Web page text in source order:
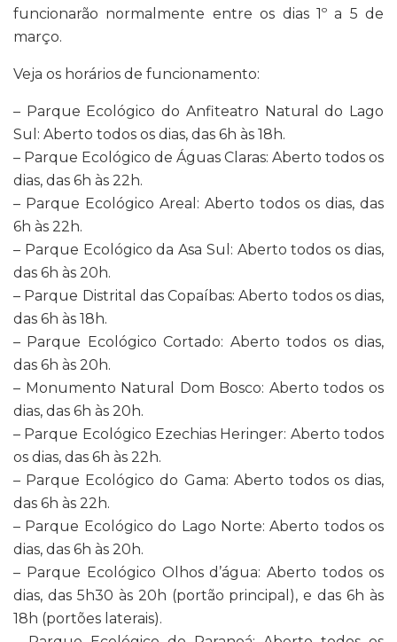
funcionarão normalmente entre os dias 1º a 5 de
março.
Veja os horários de funcionamento:
– Parque Ecológico do Anfiteatro Natural do Lago
Sul: Aberto todos os dias, das 6h às 18h.
– Parque Ecológico de Águas Claras: Aberto todos os
dias, das 6h às 22h.
– Parque Ecológico Areal: Aberto todos os dias, das
6h às 22h.
– Parque Ecológico da Asa Sul: Aberto todos os dias,
das 6h às 20h.
– Parque Distrital das Copaíbas: Aberto todos os dias,
das 6h às 18h.
– Parque Ecológico Cortado: Aberto todos os dias,
das 6h às 20h.
– Monumento Natural Dom Bosco: Aberto todos os
dias, das 6h às 20h.
– Parque Ecológico Ezechias Heringer: Aberto todos
os dias, das 6h às 22h.
– Parque Ecológico do Gama: Aberto todos os dias,
das 6h às 22h.
– Parque Ecológico do Lago Norte: Aberto todos os
dias, das 6h às 20h.
– Parque Ecológico Olhos d’água: Aberto todos os
dias, das 5h30 às 20h (portão principal), e das 6h às
18h (portões laterais).